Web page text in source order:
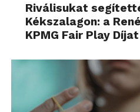
Riválisukat
Kékszalagon: a
KPMG Fair Play Díjat